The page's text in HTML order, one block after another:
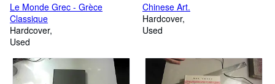
Le Monde Grec - Grèce
Classique
Hardcover
Used
Chinese Art.
Hardcover
Used